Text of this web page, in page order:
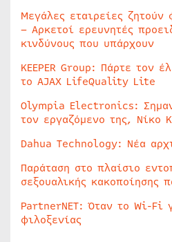
Μεγάλες εταιρείες
– Αρκετοί ερευνητές
κινδύνους που υπάρχουν
KEEPER Group: Πάρτε τον
το AJAX LifeQuality Lite
Olympia Electronics:
τον εργαζόμενο της, Νίκο
Dahua Technology: Νέα
Παράταση στο πλαίσιο
σεξουαλικής κακοποίησης
PartnerNET: Όταν το Wi-Fi
φιλοξενίας